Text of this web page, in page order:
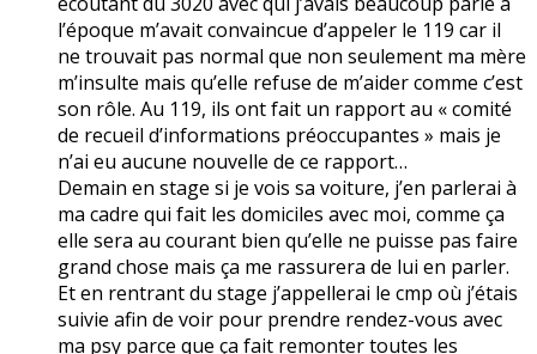
l’époque m’avait convaincue d’appeler le 119 car il
ne trouvait pas normal que non seulement ma mère
m’insulte mais qu’elle refuse de m’aider comme c’est
son rôle. Au 119, ils ont fait un rapport au « comité
de recueil d’informations préoccupantes » mais je
n’ai eu aucune nouvelle de ce rapport…
Demain en stage si je vois sa voiture, j’en parlerai à
ma cadre qui fait les domiciles avec moi, comme ça
elle sera au courant bien qu’elle ne puisse pas faire
grand chose mais ça me rassurera de lui en parler.
Et en rentrant du stage j’appellerai le cmp où j’étais
suivie afin de voir pour prendre rendez-vous avec
ma psy parce que ça fait remonter toutes les